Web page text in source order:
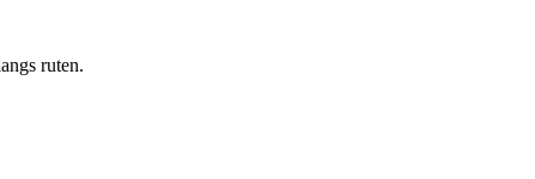
ruten.